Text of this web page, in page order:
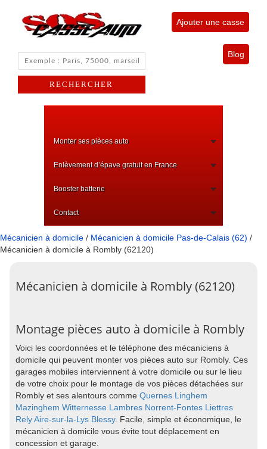
Ajouter une casse
Blog
Monter ses pièces auto
Enlèvement d’épave gratuit en France
Booster batterie
Contact
Mécanicien à domicile / Mécanicien à domicile Pas-de-Calais (62) /
Mécanicien à domicile à Rombly (62120)
Mécanicien à domicile à Rombly (62120)
Montage pièces auto à domicile à Rombly
Voici les coordonnées et le téléphone des mécaniciens à
domicile qui peuvent monter vos pièces auto sur Rombly. Ces
garages mobiles interviennent à votre domicile ou sur le lieu
de votre choix pour le montage de vos pièces détachées sur
Rombly et ses alentours comme Quernes Linghem
Mazinghem Witternesse Lambres Norrent-Fontes Liettres
RelyAire-sur-la-Lys Blessy. Facile, simple et économique, le
mécanicien à domicile vous évite tout déplacement en
concession et garage.